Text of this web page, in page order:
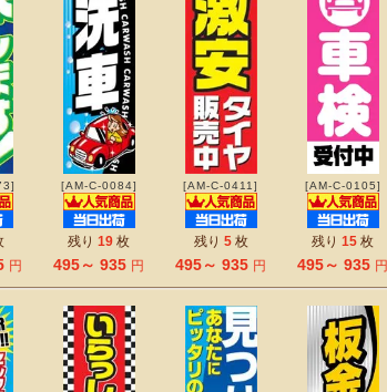
円
[AM-C-0084]
残り 19 枚
495～ 935 円
[AM-C-0411]
残り 5枚
495～ 935 円
[AM-C-0105]
残り 15 枚
495～ 935 円